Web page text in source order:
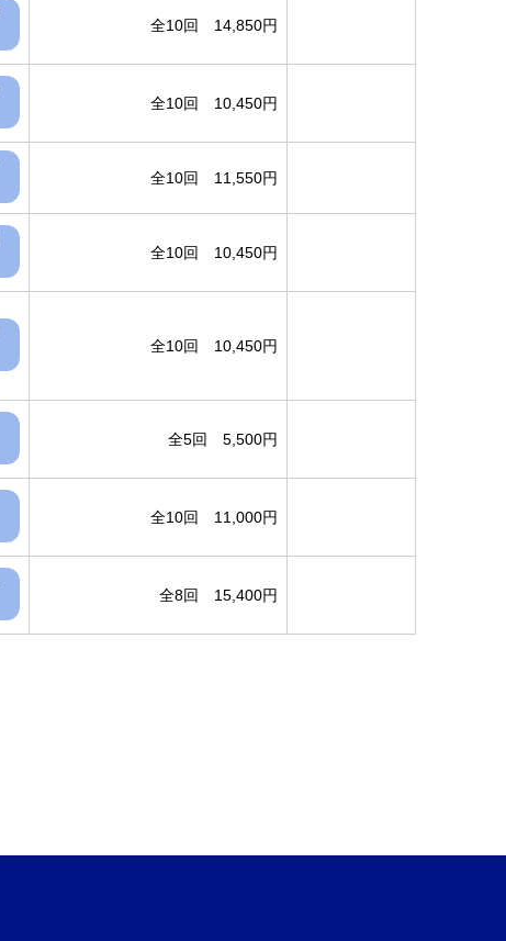
全10回 14,850円
全10回 10,450円
全10回 11,550円
全10回 10,450円
全10回 10,450円
全5回 5,500円
全10回 11,000円
全8回 15,400円